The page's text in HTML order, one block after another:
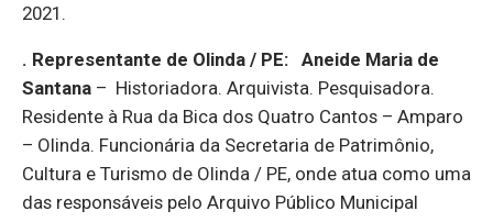
2021.
. Representante de Olinda / PE: Aneide Maria de
Santana – Historiadora. Arquivista. Pesquisadora.
Residente à Rua da Bica dos Quatro Cantos – Amparo
– Olinda. Funcionária da Secretaria de Patrimônio,
Cultura e Turismo de Olinda / PE, onde atua como uma
das responsáveis pelo Arquivo Público Municipal